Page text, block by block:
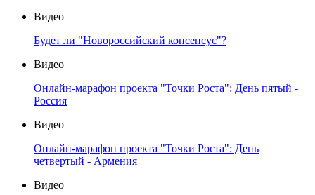
Видео
Будет ли "Новороссийский консенсус"?
Видео
Онлайн-марафон проекта "Точки Роста": День пятый -
Россия
Видео
Онлайн-марафон проекта "Точки Роста": День
четвертый - Армения
Видео